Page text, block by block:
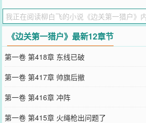
军，朝廷的嘉奖也随之而来。“我想要的可不
日进关！”“这腐朽的王朝也是时候换换天地了
您要是觉得《 边关第一猎户 》还不错的话请
微信里的朋友推荐哦！
《边关第一猎户》最新12章节
第一卷 第418章 东线已破
第一卷 第417章 帅旗后撤
第一卷 第416章 冲阵
第一卷 第415章 火绳枪出问题了